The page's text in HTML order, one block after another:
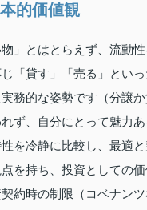
的価値観
」とはとらえず、流動
「貸す」「売る」とい
務的な姿勢です（分譲か
ず、自分にとって魅力
を冷静に比較し、最適
を持ち、投資としての
約時の制限（コベナン